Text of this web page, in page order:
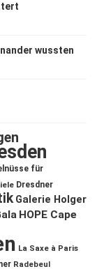
wussten
für
Dresdner
Galerie Holger
HOPE Cape
La Saxe à Paris
Radebeul